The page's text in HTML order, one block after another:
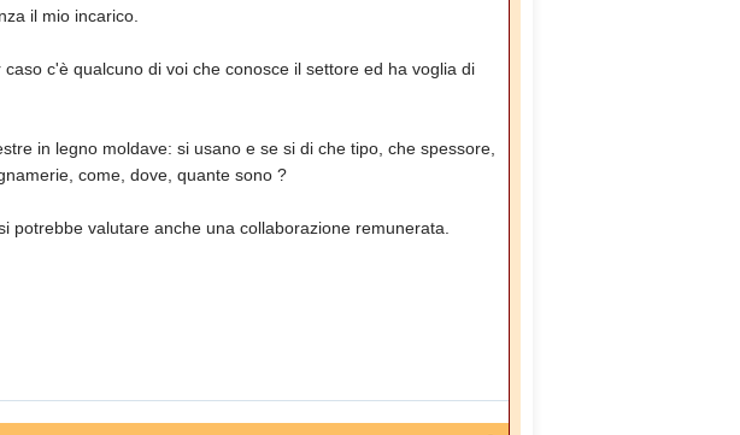
il mio incarico.
c'è qualcuno di voi che conosce il settore ed ha voglia di
in legno moldave: si usano e se si di che tipo, che spessore,
come, dove, quante sono ?
valutare anche una collaborazione remunerata.